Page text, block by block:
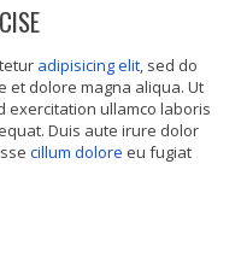
adipisicing elit, sed do
et dolore magna aliqua. Ut
exercitation ullamco laboris
Duis aute irure dolor
cillum dolore eu fugiat